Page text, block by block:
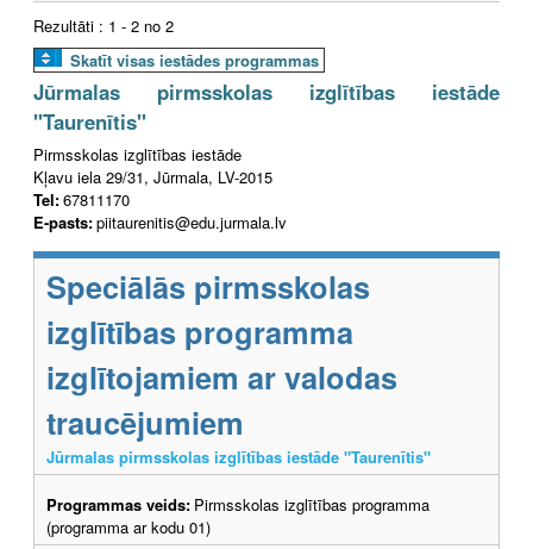
Rezultāti : 1 - 2 no 2
Skatīt visas iestādes programmas
Jūrmalas pirmsskolas izglītības iestāde
"Taurenītis"
Pirmsskolas izglītības iestāde
Kļavu iela 29/31, Jūrmala, LV-2015
Tel:67811170
E-pasts:piitaurenitis@edu.jurmala.lv
Speciālās pirmsskolas
izglītības programma
izglītojamiem ar valodas
traucējumiem
Jūrmalas pirmsskolas izglītības iestāde "Taurenītis"
Programmas veids: Pirmsskolas izglītības programma
(programma ar kodu 01)